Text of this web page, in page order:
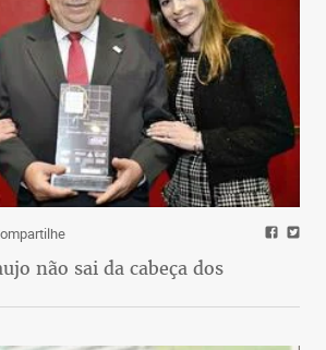
não sai da cabeça dos